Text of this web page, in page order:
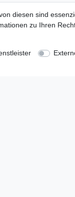
Händlerbund -
Produkt-Kataloge
Über uns
diesen sind
zu Ihren